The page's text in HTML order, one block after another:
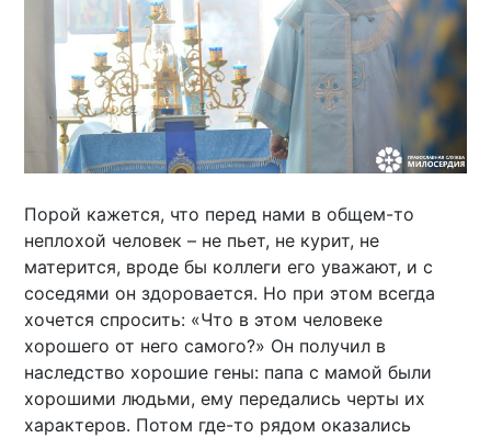
Порой кажется, что перед нами в общем-то
неплохой человек – не пьет, не курит, не
матерится, вроде бы коллеги его уважают, и с
соседями он здоровается. Но при этом всегда
хочется спросить: «Что в этом человеке
хорошего от него самого?» Он получил в
наследство хорошие гены: папа с мамой были
хорошими людьми, ему передались черты их
характеров. Потом где-то рядом оказались